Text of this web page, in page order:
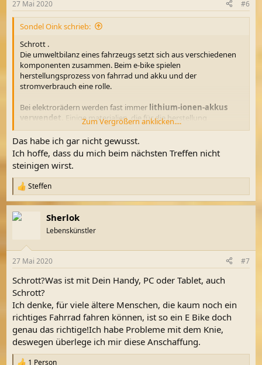
e
n
27 Mai 2020 #6
Sondel Oink schrieb:
Schrott .
Die umweltbilanz eines fahrzeugs setzt sich aus verschiedenen
komponenten zusammen. Beim e-bike spielen
herstellungsprozess von fahrrad und akku und der
stromverbrauch eine rolle.
Bei elektrorädern werden fast immer lithium-ionen-akkus
verwendet. Einige materialien, die für die herstellung
gebraucht werden, sind nicht
aufwendig in südamerika, australien und afrika abgebaut
werden. Daher fällt die akku-herstellung
bei der
umweltbelastung von e-bikesbesonders negativins gewicht
und verursacht
der herstellung.
Die restlichen bestandteile bestehen ausähnlichen
materialien wie das herkömmliche rad:
und kunststoff. Trotzdem werden für ein e-bike etwa
rohstoffeverwendet.
herkömmlichen rad also nicht mithalten.
Die Herstellung
von einem e-bike kostet mehr ressourcen und energie.
Zum Vergrößern anklicken....
Das habe ich gar nicht gewusst.
Ich hoffe, dass du mich beim nächsten Treffen nicht
steinigen wirst.
R
e
a
k
e
:
Steffen
Sherlok
Lebenskünstler
27 Mai 2020 #7
Schrott?Was ist mit Dein Handy, PC oder Tablet, auch
Schrott?
Ich denke, für viele ältere Menschen, die kaum noch ein
richtiges Fahrrad fahren können, ist so ein E Bike doch
genau das richtige!Ich habe Probleme mit dem Knie,
deswegen überlege ich mir diese Anschaffung.
1 Person